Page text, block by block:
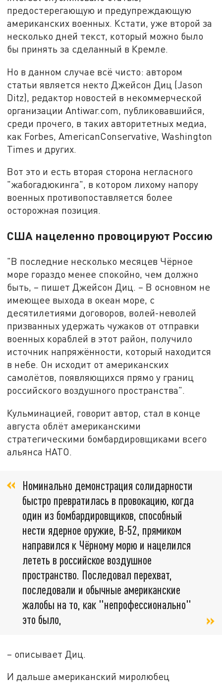
предостерегающую и предупреждающую
американских военных. Кстати, уже второй за
несколько дней текст, который можно было
бы принять за сделанный в Кремле.
Но в данном случае всё чисто: автором
статьи является некто Джейсон Диц (Jason
Ditz), редактор новостей в некоммерческой
организации Antiwar.com, публиковавшийся,
среди прочего, в таких авторитетных медиа,
как Forbes, AmericanConservative, Washington
Times и других.
Вот это и есть вторая сторона негласного
"жабогадюкинга", в котором лихому напору
военных противопоставляется более
осторожная позиция.
США нацеленно провоцируют Россию
"В последние несколько месяцев Чёрное
море гораздо менее спокойно, чем должно
быть, – пишет Джейсон Диц. – В основном не
имеющее выхода в океан море, с
десятилетиями договоров, волей-неволей
призванных удержать чужаков от отправки
военных кораблей в этот район, получило
источник напряжённости, который находится
в небе. Он исходит от американских
самолётов, появляющихся прямо у границ
российского воздушного пространства".
Кульминацией, говорит автор, стал в конце
августа облёт американскими
стратегическими бомбардировщиками всего
альянса НАТО.
Номинально демонстрация солидарности
быстро превратилась в провокацию, когда
один из бомбардировщиков, способный
нести ядерное оружие, B-52, прямиком
направился к Чёрному морю и нацелился
лететь в российское воздушное
пространство. Последовал перехват,
последовали и обычные американские
жалобы на то, как "непрофессионально"
это было,
– описывает Диц.
И дальше американский миролюбец